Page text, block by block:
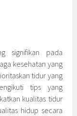
signifikan pada
kesehatan yang
tidur yang
tips yang
kualitas tidur
hidup secara